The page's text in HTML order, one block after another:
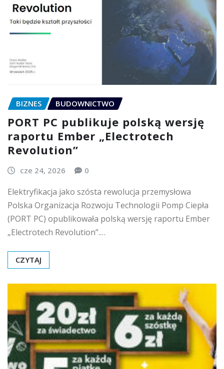
BIZNES BUDOWNICTWO
PORT PC publikuje polską wersję
raportu Ember „Electrotech
Revolution”
cze 24, 2026 0
Elektryfikacja jako szósta rewolucja przemysłowa
Polska Organizacja Rozwoju Technologii Pomp Ciepła
(PORT PC) opublikowała polską wersję raportu Ember
„Electrotech Revolution”.…
CZYTAJ